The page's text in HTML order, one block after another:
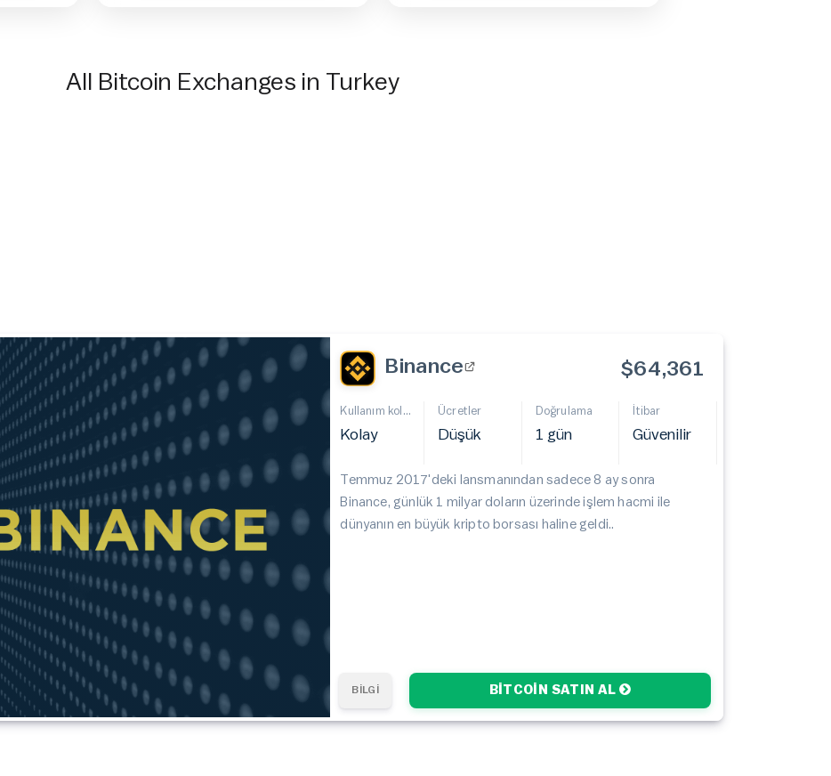
All Bitcoin Exchanges in Turkey
BİLGİ BITCOIN SATIN AL
Binance $64,361
Kolay
Ücretler
Düşük
Doğrulama
1 gün
İtibar
Güvenilir
Temmuz 2017'deki lansmanından sadece 8 ay sonra
Binance, günlük 1 milyar doların üzerinde işlem hacmi ile
dünyanın en büyük kripto borsası haline geldi..